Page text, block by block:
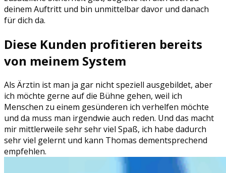
deinem Auftritt und bin unmittelbar davor und danach
für dich da.
Diese Kunden profitieren bereits
von meinem System
Als Ärztin ist man ja gar nicht speziell ausgebildet, aber
ich möchte gerne auf die Bühne gehen, weil ich
Menschen zu einem gesünderen ich verhelfen möchte
und da muss man irgendwie auch reden. Und das macht
mir mittlerweile sehr sehr viel Spaß, ich habe dadurch
sehr viel gelernt und kann Thomas dementsprechend
empfehlen.